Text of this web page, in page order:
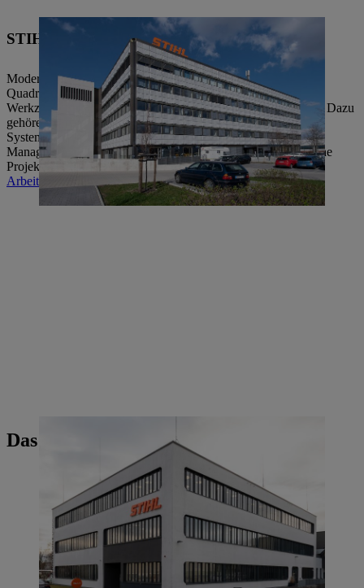
STIHL Werk 9, Rommelshausen
Modern und vielseitig: Auf einer Fläche von rund 10.000
Quadratmetern beherbergt das Werk 9 in Rommelshausen den
Werkzeugbau sowie zahlreiche Bereiche des Personalressorts. Dazu
gehören unter anderem HR Insights, Processes &
Systems, Compensation & Benefits, Change
Management, Employer Branding, New Work und Strategische
Projekte.
Arbeiten bei STIHL in Fellbach
Das könnte Sie auch interessieren